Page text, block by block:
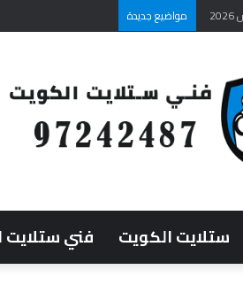
مواضيع جديدة
ستلايت الكويت فني ستلايت